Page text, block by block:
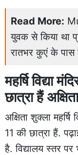
Read More:
युवक से किया था
रातभर कुएं के पास
महर्षि विद्या
छात्रा हैं अक्षिता
अक्षिता शुक्ला
11 की छात्रा हैं.
है. विद्यालय स्तर पर